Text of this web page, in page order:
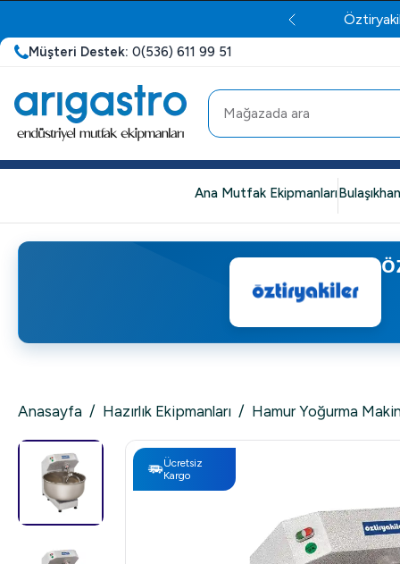
Müşteri Destek: 0(536) 611 99 51
Ana Mutfak Ekipmanları
Anasayfa / Hazırlık Ekipmanları / Hamur Yoğurma
Ücretsiz
Kargo